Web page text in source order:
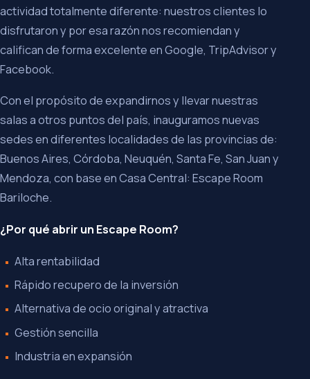
actividad totalmente diferente: nuestros clientes lo
disfrutaron y por esa razón nos recomiendan y
califican de forma excelente en Google, TripAdvisor y
Facebook.
Con el propósito de expandirnos y llevar nuestras
salas a otros puntos del país, inauguramos nuevas
sedes en diferentes localidades de las provincias de:
Buenos Aires, Córdoba, Neuquén, Santa Fe, San Juan y
Mendoza, con base en Casa Central: Escape Room
Bariloche.
¿Por qué abrir un Escape Room?
Alta rentabilidad
Rápido recupero de la inversión
Alternativa de ocio original y atractiva
Gestión sencilla
Industria en expansión